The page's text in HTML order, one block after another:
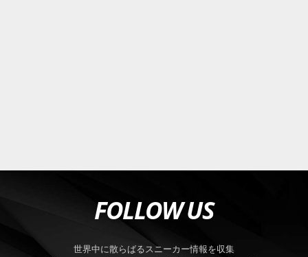
FOLLOW US
世界中に散らばるスニーカー情報を収集